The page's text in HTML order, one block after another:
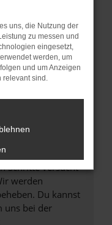
und dein
Stand
auch dazu
Schritte versucht
werden
Du kannst
uns bei der
uns, die Nutzung der
zu messen und
eingesetzt,
werden, um
und um Anzeigen
relevant sind.